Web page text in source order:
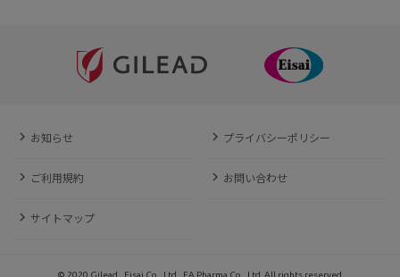
お知らせ プライバシーポリシー
ご利用規約 お問い合わせ
サイトマップ
© 2020 Gilead., Eisai Co., Ltd., EA Pharma Co., Ltd. All rights reserved.